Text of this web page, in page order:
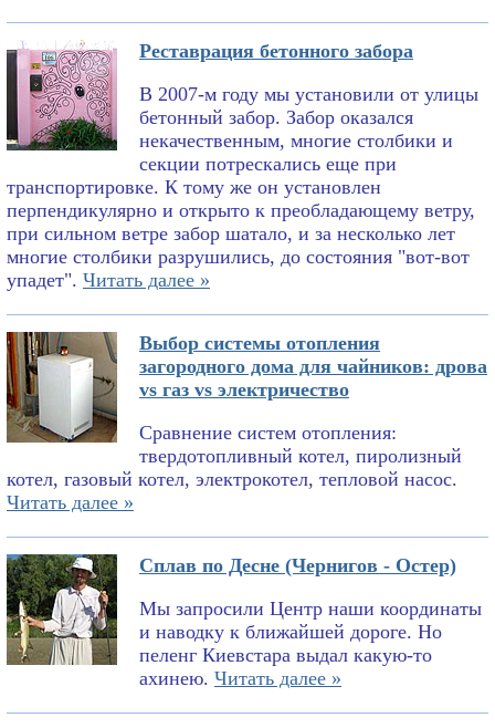
Реставрация бетонного забора
В 2007-м году мы установили от улицы
бетонный забор. Забор оказался
некачественным, многие столбики и
секции потрескались еще при
транспортировке. К тому же он установлен
перпендикулярно и открыто к преобладающему ветру,
при сильном ветре забор шатало, и за несколько лет
многие столбики разрушились, до состояния "вот-вот
упадет". Читать далее »
Выбор системы отопления
загородного дома для чайников: дрова
vs газ vs электричество
Сравнение систем отопления:
твердотопливный котел, пиролизный
котел, газовый котел, электрокотел, тепловой насос.
Читать далее »
Сплав по Десне (Чернигов - Остер)
Мы запросили Центр наши координаты
и наводку к ближайшей дороге. Но
пеленг Киевстара выдал какую-то
ахинею. Читать далее »